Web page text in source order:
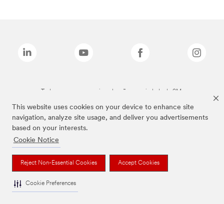
This website uses cookies on your device to enhance site
navigation, analyze site usage, and deliver you advertisements
based on your interests.
Cookie Notice
Reject Non-Essential Cookies Accept Cookies
Cookie Preferences
Todas as marcas mencionadas são propriedade da 3M.